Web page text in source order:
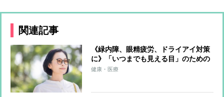
関連記事
《緑内障、眼精疲労、ドライアイ対策
に》「いつまでも見える目」のための
食品＆習慣を専門家が指南「間食にダ
健康・医療